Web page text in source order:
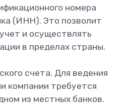
номера
(ИНН). Это позволит
и осуществлять
в пределах страны.
счета. Для ведения
компании требуется
из местных банков.